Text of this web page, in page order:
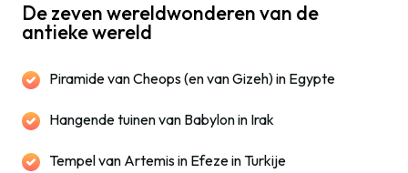
De zeven wereldwonderen van de
antieke wereld
Piramide van Cheops (en van Gizeh) in Egypte
Hangende tuinen van Babylon in Irak
Tempel van Artemis in Efeze in Turkije